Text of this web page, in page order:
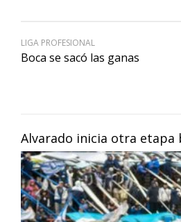
Alvarado inicia otra etapa
LIGA PROFESIONAL
Boca se sacó las ganas